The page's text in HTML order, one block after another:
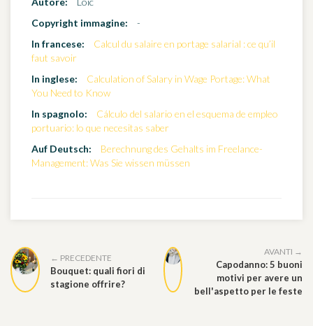
Copyright immagine:
-
In francese:
Calcul du salaire en portage salarial : ce qu’il
faut savoir
In inglese:
Calculation of Salary in Wage Portage: What
You Need to Know
In spagnolo:
Cálculo del salario en el esquema de empleo
portuario: lo que necesitas saber
Auf Deutsch:
Berechnung des Gehalts im Freelance-
Management: Was Sie wissen müssen
← PRECEDENTE
Bouquet: quali fiori di
stagione offrire?
AVANTI →
Capodanno: 5 buoni
motivi per avere un
bell'aspetto per le feste